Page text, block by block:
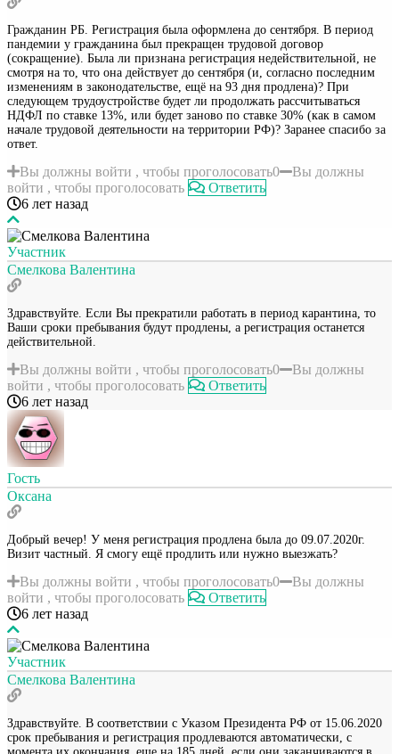
Гражданин РБ. Регистрация была оформлена до сентября. В период
пандемии у гражданина был прекращен трудовой договор
(сокращение). Была ли признана регистрация недействительной, не
смотря на то, что она действует до сентября (и, согласно последним
изменениям в законодательстве, ещё на 93 дня продлена)? При
следующем трудоустройстве будет ли продолжать рассчитываться
НДФЛ по ставке 13%, или будет заново по ставке 30% (как в самом
начале трудовой деятельности на территории РФ)? Заранее спасибо за
ответ.
Вы должны войти , чтобы проголосовать0
Вы должны
войти , чтобы проголосовать
Ответить
6 лет назад
Участник
Смелкова Валентина
Здравствуйте. Если Вы прекратили работать в период карантина, то
Ваши сроки пребывания будут продлены, а регистрация останется
действительной.
Вы должны войти , чтобы проголосовать0
Вы должны
войти , чтобы проголосовать
Ответить
6 лет назад
Гость
Оксана
Добрый вечер! У меня регистрация продлена была до 09.07.2020г.
Визит частный. Я смогу ещё продлить или нужно выезжать?
Вы должны войти , чтобы проголосовать0
Вы должны
войти , чтобы проголосовать
Ответить
6 лет назад
Участник
Смелкова Валентина
Здравствуйте. В соответствии с Указом Президента РФ от 15.06.2020
срок пребывания и регистрация продлеваются автоматически, с